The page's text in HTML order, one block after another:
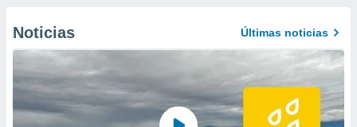
Noticias Últimas noticias